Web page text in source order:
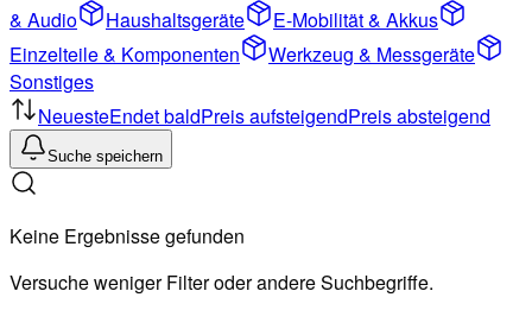
& Audio
Haushaltsgeräte
E-Mobilität & Akkus
Einzelteile & Komponenten
Werkzeug & Messgeräte
Sonstiges
NeuesteEndet baldPreis aufsteigendPreis absteigend
Suche speichern
Keine Ergebnisse gefunden
Versuche weniger Filter oder andere Suchbegriffe.